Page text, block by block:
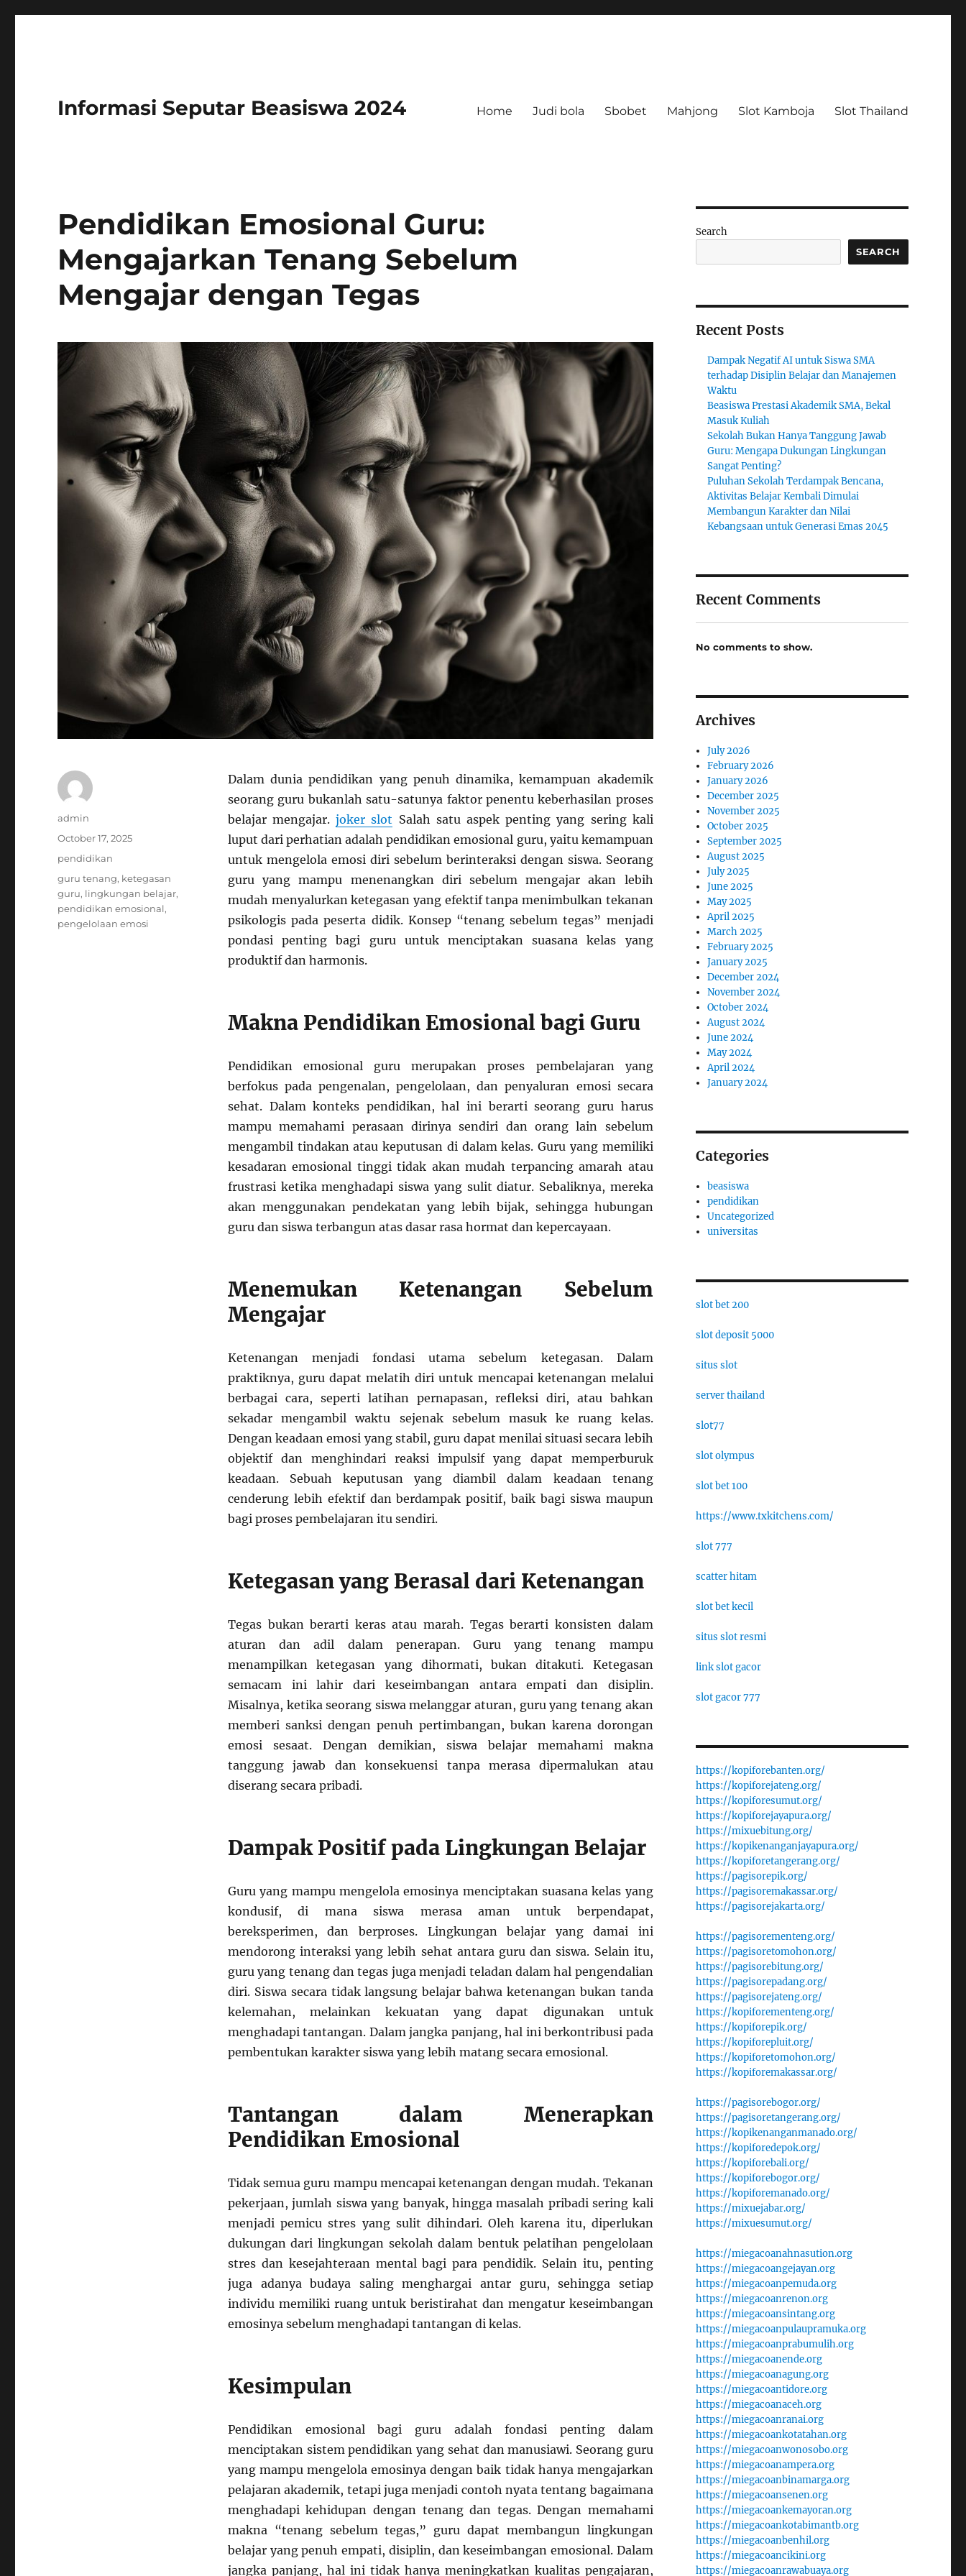
Informasi Seputar Beasiswa 2024 Home Judi bola Sbobet Mahjong Slot Kamboja Slot Thailand
Pendidikan Emosional Guru:
Mengajarkan Tenang Sebelum
Mengajar dengan Tegas
Dalam dunia pendidikan yang penuh dinamika, kemampuan akademik
seorang guru bukanlah satu-satunya faktor penentu keberhasilan proses
belajar mengajar.joker slot Salah satu aspek penting yang sering kali
luput dari perhatian adalah pendidikan emosional guru, yaitu kemampuan
untuk mengelola emosi diri sebelum berinteraksi dengan siswa. Seorang
guru yang mampu menenangkan diri sebelum mengajar akan lebih
mudah menyalurkan ketegasan yang efektif tanpa menimbulkan tekanan
psikologis pada peserta didik. Konsep “tenang sebelum tegas” menjadi
pondasi penting bagi guru untuk menciptakan suasana kelas yang
produktif dan harmonis.
Makna Pendidikan Emosional bagi Guru
Pendidikan emosional guru merupakan proses pembelajaran yang
berfokus pada pengenalan, pengelolaan, dan penyaluran emosi secara
sehat. Dalam konteks pendidikan, hal ini berarti seorang guru harus
mampu memahami perasaan dirinya sendiri dan orang lain sebelum
mengambil tindakan atau keputusan di dalam kelas. Guru yang memiliki
kesadaran emosional tinggi tidak akan mudah terpancing amarah atau
frustrasi ketika menghadapi siswa yang sulit diatur. Sebaliknya, mereka
akan menggunakan pendekatan yang lebih bijak, sehingga hubungan
guru dan siswa terbangun atas dasar rasa hormat dan kepercayaan.
Menemukan Ketenangan Sebelum
Mengajar
Ketenangan menjadi fondasi utama sebelum ketegasan. Dalam
praktiknya, guru dapat melatih diri untuk mencapai ketenangan melalui
berbagai cara, seperti latihan pernapasan, refleksi diri, atau bahkan
sekadar mengambil waktu sejenak sebelum masuk ke ruang kelas.
Dengan keadaan emosi yang stabil, guru dapat menilai situasi secara lebih
objektif dan menghindari reaksi impulsif yang dapat memperburuk
keadaan. Sebuah keputusan yang diambil dalam keadaan tenang
cenderung lebih efektif dan berdampak positif, baik bagi siswa maupun
bagi proses pembelajaran itu sendiri.
Ketegasan yang Berasal dari Ketenangan
Tegas bukan berarti keras atau marah. Tegas berarti konsisten dalam
aturan dan adil dalam penerapan. Guru yang tenang mampu
menampilkan ketegasan yang dihormati, bukan ditakuti. Ketegasan
semacam ini lahir dari keseimbangan antara empati dan disiplin.
Misalnya, ketika seorang siswa melanggar aturan, guru yang tenang akan
memberi sanksi dengan penuh pertimbangan, bukan karena dorongan
emosi sesaat. Dengan demikian, siswa belajar memahami makna
tanggung jawab dan konsekuensi tanpa merasa dipermalukan atau
diserang secara pribadi.
Dampak Positif pada Lingkungan Belajar
Guru yang mampu mengelola emosinya menciptakan suasana kelas yang
kondusif, di mana siswa merasa aman untuk berpendapat,
bereksperimen, dan berproses. Lingkungan belajar yang damai ini
mendorong interaksi yang lebih sehat antara guru dan siswa. Selain itu,
guru yang tenang dan tegas juga menjadi teladan dalam hal pengendalian
diri. Siswa secara tidak langsung belajar bahwa ketenangan bukan tanda
kelemahan, melainkan kekuatan yang dapat digunakan untuk
menghadapi tantangan. Dalam jangka panjang, hal ini berkontribusi pada
pembentukan karakter siswa yang lebih matang secara emosional.
Tantangan dalam Menerapkan
Pendidikan Emosional
Tidak semua guru mampu mencapai ketenangan dengan mudah. Tekanan
pekerjaan, jumlah siswa yang banyak, hingga masalah pribadi sering kali
menjadi pemicu stres yang sulit dihindari. Oleh karena itu, diperlukan
dukungan dari lingkungan sekolah dalam bentuk pelatihan pengelolaan
stres dan kesejahteraan mental bagi para pendidik. Selain itu, penting
juga adanya budaya saling menghargai antar guru, sehingga setiap
individu memiliki ruang untuk beristirahat dan mengatur keseimbangan
emosinya sebelum menghadapi tantangan di kelas.
Kesimpulan
Pendidikan emosional bagi guru adalah fondasi penting dalam
menciptakan sistem pendidikan yang sehat dan manusiawi. Seorang guru
yang mampu mengelola emosinya dengan baik tidak hanya mengajarkan
pelajaran akademik, tetapi juga menjadi contoh nyata tentang bagaimana
menghadapi kehidupan dengan tenang dan tegas. Dengan memahami
makna “tenang sebelum tegas,” guru dapat membangun lingkungan
belajar yang penuh empati, disiplin, dan keseimbangan emosional. Dalam
jangka panjang, hal ini tidak hanya meningkatkan kualitas pengajaran,
Author
admin
Posted
October 17, 2025
Categories
pendidikan
Tags
guru tenang, ketegasan
guru, lingkungan belajar,
pendidikan emosional,
pengelolaan emosi
Search
SEARCH
Recent Posts
Dampak Negatif AI untuk Siswa SMA
terhadap Disiplin Belajar dan Manajemen
Waktu
Beasiswa Prestasi Akademik SMA, Bekal
Masuk Kuliah
Sekolah Bukan Hanya Tanggung Jawab
Guru: Mengapa Dukungan Lingkungan
Sangat Penting?
Puluhan Sekolah Terdampak Bencana,
Aktivitas Belajar Kembali Dimulai
Membangun Karakter dan Nilai
Kebangsaan untuk Generasi Emas 2045
Recent Comments
No comments to show.
Archives
July 2026
February 2026
January 2026
December 2025
November 2025
October 2025
September 2025
August 2025
July 2025
June 2025
May 2025
April 2025
March 2025
February 2025
January 2025
December 2024
November 2024
October 2024
August 2024
June 2024
May 2024
April 2024
January 2024
Categories
beasiswa
pendidikan
Uncategorized
universitas
slot bet 200
slot deposit 5000
situs slot
server thailand
slot77
slot olympus
slot bet 100
https://www.txkitchens.com/
slot 777
scatter hitam
slot bet kecil
situs slot resmi
link slot gacor
slot gacor 777
https://kopiforebanten.org/
https://kopiforejateng.org/
https://kopiforesumut.org/
https://kopiforejayapura.org/
https://mixuebitung.org/
https://kopikenanganjayapura.org/
https://kopiforetangerang.org/
https://pagisorepik.org/
https://pagisoremakassar.org/
https://pagisorejakarta.org/
https://pagisorementeng.org/
https://pagisoretomohon.org/
https://pagisorebitung.org/
https://pagisorepadang.org/
https://pagisorejateng.org/
https://kopiforementeng.org/
https://kopiforepik.org/
https://kopiforepluit.org/
https://kopiforetomohon.org/
https://kopiforemakassar.org/
https://pagisorebogor.org/
https://pagisoretangerang.org/
https://kopikenanganmanado.org/
https://kopiforedepok.org/
https://kopiforebali.org/
https://kopiforebogor.org/
https://kopiforemanado.org/
https://mixuejabar.org/
https://mixuesumut.org/
https://miegacoanahnasution.org
https://miegacoangejayan.org
https://miegacoanpemuda.org
https://miegacoanrenon.org
https://miegacoansintang.org
https://miegacoanpulaupramuka.org
https://miegacoanprabumulih.org
https://miegacoanende.org
https://miegacoanagung.org
https://miegacoantidore.org
https://miegacoanaceh.org
https://miegacoanranai.org
https://miegacoankotatahan.org
https://miegacoanwonosobo.org
https://miegacoanampera.org
https://miegacoanbinamarga.org
https://miegacoansenen.org
https://miegacoankemayoran.org
https://miegacoankotabimantb.org
https://miegacoanbenhil.org
https://miegacoancikini.org
https://miegacoanrawabuaya.org